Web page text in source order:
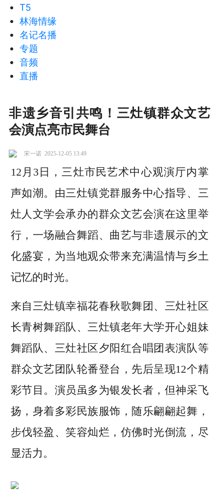
T5
林海情缘
名记名播
专题
音频
直播
非遗乡音引共鸣！三灶镇群众文艺
会演点亮市民舞台
宋一诺 2025-12-05 13:49
12月3日，三灶市民艺术中心观演厅内掌
声如潮。由三灶镇党群服务中心指导、三
灶人文学会承办的群众文艺会演在这里举
行，一场融合舞蹈、曲艺与非遗展示的文
化盛宴，为当地观众带来充满温情与乡土
记忆的时光。
来自三灶镇幸福花春秋歌舞团、三灶社区
长青树舞蹈队、三灶镇老年大学开心姐妹
舞蹈队、三灶社区夕阳红合唱团表演队等
群众文艺团队轮番登台，先后呈现12个精
彩节目。演员虽多为银发长者，但神采飞
扬，身着多彩民族服饰，随乐翩翩起舞，
步伐轻盈、笑容灿烂，仿佛时光倒流，尽
显活力。